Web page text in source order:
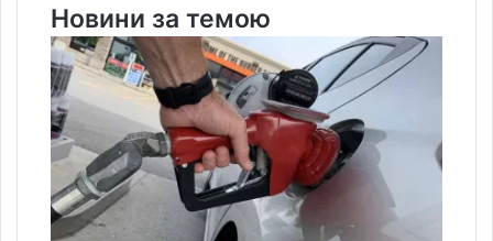
Новини за темою